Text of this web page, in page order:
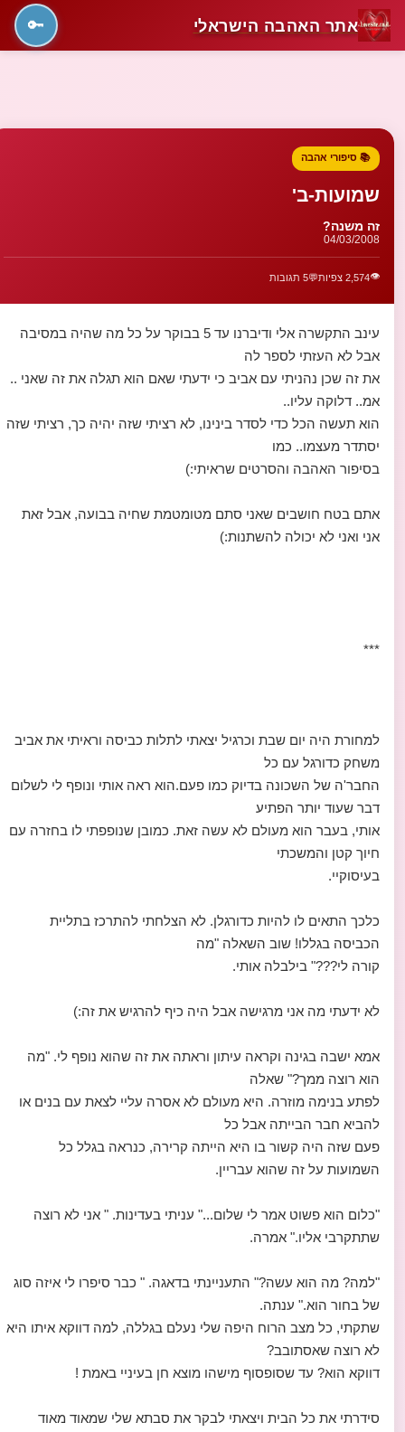
אתר האהבה הישראלי 🔑
📚 סיפורי אהבה
שמועות-ב'
זה משנה?
04/03/2008
👁️2,574 צפיות 💬5 תגובות
עינב התקשרה אלי ודיברנו עד 5 בבוקר על כל מה שהיה במסיבה
אבל לא העזתי לספר לה
את זה שכן נהניתי עם אביב כי ידעתי שאם הוא תגלה את זה שאני ..
אמ.. דלוקה עליו..
הוא תעשה הכל כדי לסדר בינינו, לא רציתי שזה יהיה כך, רציתי שזה
יסתדר מעצמו.. כמו
בסיפור האהבה והסרטים שראיתי:)
אתם בטח חושבים שאני סתם מטומטמת שחיה בבועה, אבל זאת
אני ואני לא יכולה להשתנות:)
***
למחורת היה יום שבת וכרגיל יצאתי לתלות כביסה וראיתי את אביב
משחק כדורגל עם כל
החבר'ה של השכונה בדיוק כמו פעם.הוא ראה אותי ונופף לי לשלום
דבר שעוד יותר הפתיע
אותי, בעבר הוא מעולם לא עשה זאת. כמובן שנופפתי לו בחזרה עם
חיוך קטן והמשכתי
בעיסוקיי.
כלכך התאים לו להיות כדורגלן. לא הצלחתי להתרכז בתליית
הכביסה בגללו! שוב השאלה "מה
קורה לי???" בילבלה אותי.
לא ידעתי מה אני מרגישה אבל היה כיף להרגיש את זה:)
אמא ישבה בגינה וקראה עיתון וראתה את זה שהוא נופף לי. "מה
הוא רוצה ממך?" שאלה
לפתע בנימה מוזרה. היא מעולם לא אסרה עליי לצאת עם בנים או
להביא חבר הבייתה אבל כל
פעם שזה היה קשור בו היא הייתה קרירה, כנראה בגלל כל
השמועות על זה שהוא עבריין.
"כלום הוא פשוט אמר לי שלום..." עניתי בעדינות. " אני לא רוצה
שתתקרבי אליו." אמרה.
"למה? מה הוא עשה?" התעניינתי בדאגה. " כבר סיפרו לי איזה סוג
של בחור הוא." ענתה.
שתקתי, כל מצב הרוח היפה שלי נעלם בגללה, למה דווקא איתו היא
לא רוצה שאסתובב?
דווקא הוא? עד שסופסוף מישהו מוצא חן בעיניי באמת !
סידרתי את כל הבית ויצאתי לבקר את סבתא שלי שמאוד מאוד